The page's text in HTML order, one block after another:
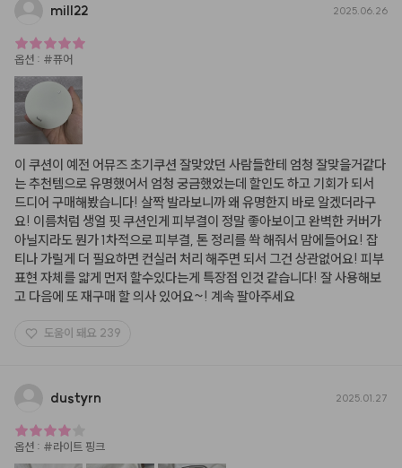
mill22 2025.06.26
옵션 : #퓨어
이 쿠션이 예전 어뮤즈 초기쿠션 잘맞았던 사람들한테 엄청 잘맞을거같다
는 추천템으로 유명했어서 엄청 궁금했었는데 할인도 하고 기회가 되서
드디어 구매해봤습니다! 살짝 발라보니까 왜 유명한지 바로 알겠더라구
요! 이름처럼 생얼 핏 쿠션인게 피부결이 정말 좋아보이고 완벽한 커버가
아닐지라도 뭔가 1차적으로 피부결, 톤 정리를 쏵 해줘서 맘에들어요! 잡
티나 가릴게 더 필요하면 컨실러 처리 해주면 되서 그건 상관없어요! 피부
표현 자체를 얇게 먼저 할수있다는게 특장점 인것 같습니다! 잘 사용해보
고 다음에 또 재구매 할 의사 있어요~! 계속 팔아주세요
도움이 돼요 239
dustyrn 2025.01.27
옵션 : #라이트 핑크